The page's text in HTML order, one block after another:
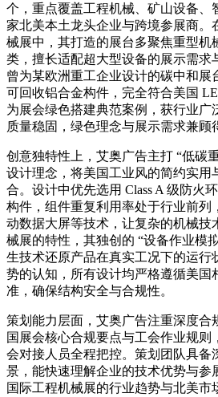
个，重点覆盖工程机械、矿山设备、
家北美本土龙头企业与跨境参展商。
械展中，其打造的展台多聚焦重型机
类，擅长适配超大型设备的展示需求
曾为某欧洲重工企业设计的碳中和展
可回收铝合金构件，完全符合美国
为展会绿色搭建典范案例，获行业广
质量稳固，绿色理念与展示需求兼顾
创意独特性上，艾奥广告主打 “低碳
设计理念，将美国工业风的简约实用
合。设计中优先选用 Class A 级防火
构件，组件重复利用率处于行业前列
动数据大屏等技术，让复杂的机械技
械展的特性，其独创的 “设备作业模
生技术还原产品在真实工况下的运行
势的认知，所有设计均严格遵循美国
准，确保结构安全与合规性。
策划能力层面，艾奥广告注重深度合
国展会核心合规要点与工会作业规则
会对接人员全程把控。策划团队具备
景，能快速理解企业的技术优势与参
国际工程机械展的行业趋势与北美市